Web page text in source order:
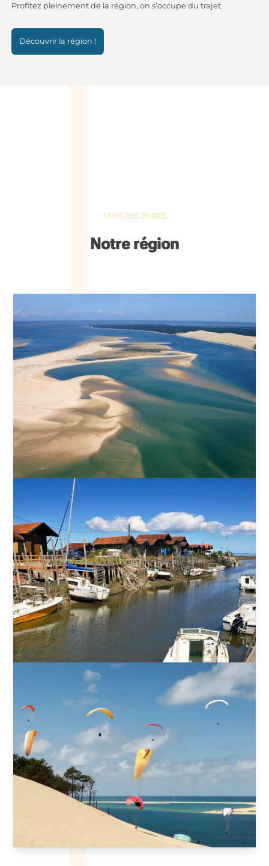
Profitez pleinement de la région, on s’occupe du trajet.
Découvrir la région !
TAXIS DES DUNES
Notre région